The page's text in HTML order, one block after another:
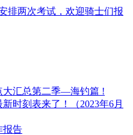
排两次考试，欢迎骑士们报
大汇总第二季—海钓篇 !
时刻表来了！（2023年6月
报告